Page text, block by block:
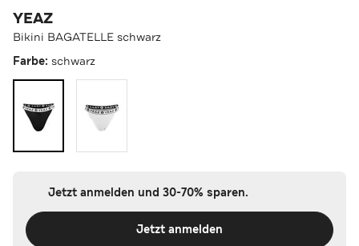
YEAZ
Bikini BAGATELLE schwarz
Farbe: schwarz
Jetzt anmelden und 30-70% sparen.
Jetzt anmelden